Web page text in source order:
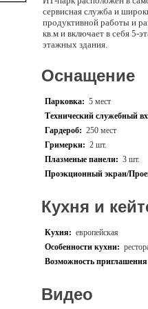
сервисная служба и
продуктивной работы и
кв.м и включает в себя 5-
этажных здания.
Оснащение
Парковка: 5 мест
Технический служебный
Гардероб: 250 мест
Гримерки: 2 шт.
Плазменые панели: 3 шт.
Проэкционный экран/
Кухня и
Кухня: европейская
Особенности кухни:
Возможность приглашения
Видео